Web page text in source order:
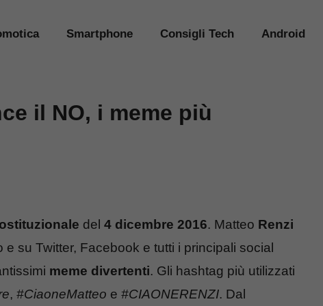
Smartphone Consigli Tech Android
il NO, i meme più
del 4 dicembre 2016. Matteo Renzi
su Twitter, Facebook e tutti i principali social
meme divertenti. Gli hashtag più utilizzati
, #CiaoneMatteo e #CIAONERENZI. Dal